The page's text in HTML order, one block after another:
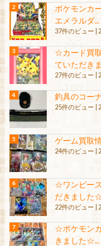
ポケモンカ
エメラルダ...
37件のビュー
☆カード買
ていただき
27件のビュー
釣具のコー
25件のビュー
ゲーム買取
24件のビュー
☆ワンピー
だきました
22件のビュー
☆ポケモン
きました☆...